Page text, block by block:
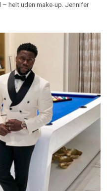
– helt uden make-up. Jennifer